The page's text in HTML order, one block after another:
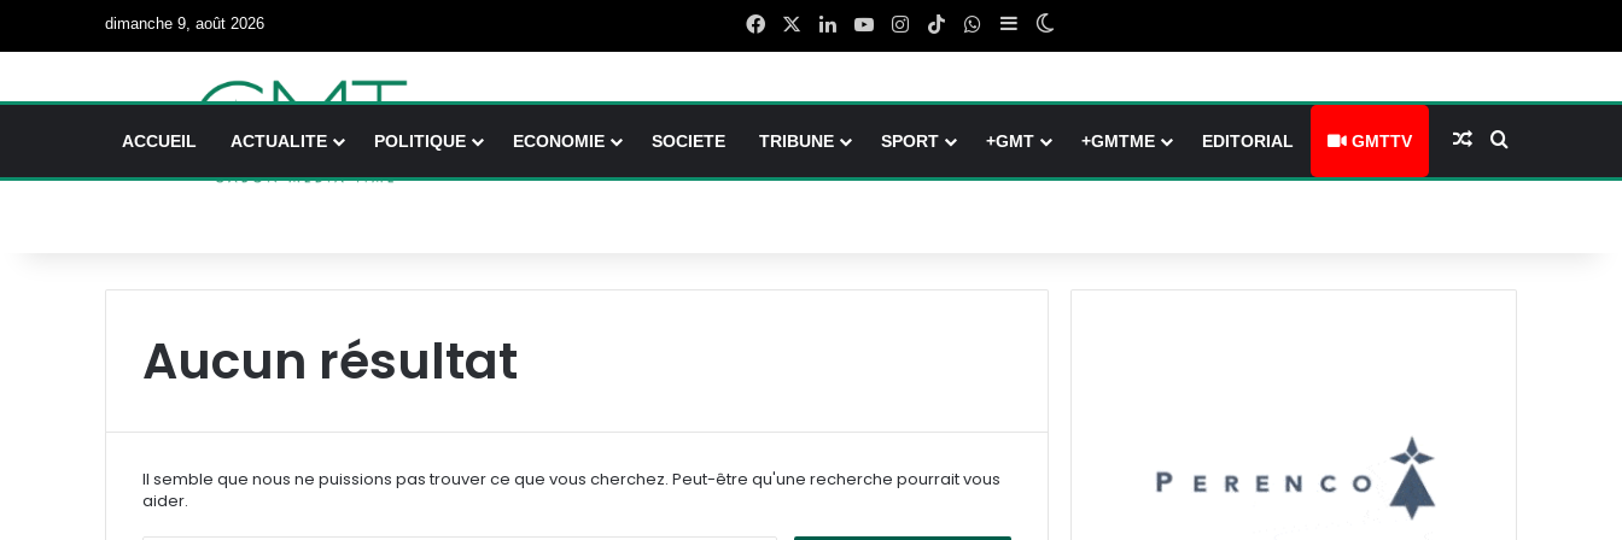
dimanche 9, août 2026 FacebookLinkedinYouTubeInstagram
TikTokWhatsApp
Sidebar (barre latérale)
Switch skin
ACCUEIL ACTUALITE POLITIQUE ECONOMIE SOCIETE TRIBUNE SPORT +GMT +GMTME EDITORIAL GMTTV Article Aléatoire
Aucun résultat
Il semble que nous ne puissions pas trouver ce que vous cherchez. Peut-être qu'une recherche pourrait vous
aider.